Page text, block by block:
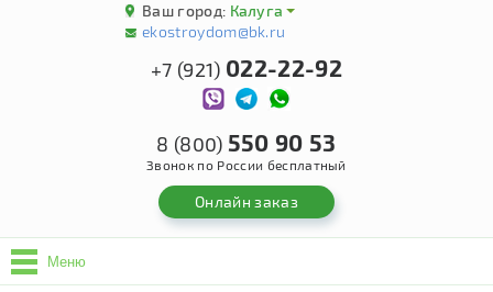
Ваш город: Калуга
ekostroydom@bk.ru
+7 (921) 022-22-92
8 (800) 550 90 53
Звонок по России бесплатный
Онлайн заказ
Меню